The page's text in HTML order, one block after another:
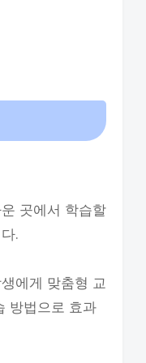
곳에서 학습할
.
에게 맞춤형 교
방법으로 효과